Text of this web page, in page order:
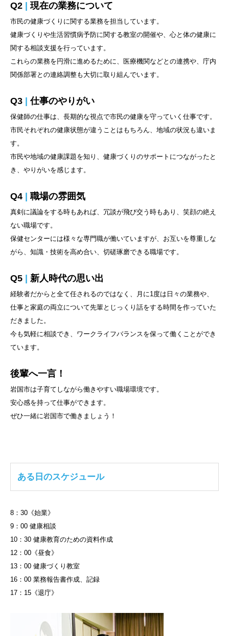
Q2 現在の業務について
市民の健康づくりに関する業務を担当しています。
健康づくりや生活習慣病予防に関する教室の開催や、心と体の健康に
関する相談支援を行っています。
これらの業務を円滑に進めるために、医療機関などとの連携や、庁内
関係部署との連絡調整も大切に取り組んでいます。
Q3 仕事のやりがい
保健師の仕事は、長期的な視点で市民の健康を守っていく仕事です。
市民それぞれの健康状態が違うことはもちろん、地域の状況も違いま
す。
市民や地域の健康課題を知り、健康づくりのサポートにつながったと
き、やりがいを感じます。
Q4 職場の雰囲気
真剣に議論をする時もあれば、冗談が飛び交う時もあり、笑顔の絶え
ない職場です。
保健センターには様々な専門職が働いていますが、お互いを尊重しな
がら、知識・技術を高め合い、切磋琢磨できる職場です。
Q5 新人時代の思い出
経験者だからと全て任されるのではなく、月に1度は日々の業務や、
仕事と家庭の両立について先輩とじっくり話をする時間を作っていた
だきました。
今も気軽に相談でき、ワークライフバランスを保って働くことができ
ています。
後輩へ一言！
岩国市は子育てしながら働きやすい職場環境です。
安心感を持って仕事ができます。
ぜひ一緒に岩国市で働きましょう！
ある日のスケジュール
8：30《始業》
9：00 健康相談
10：30 健康教育のための資料作成
12：00《昼食》
13：00 健康づくり教室
16：00 業務報告書作成、記録
17：15《退庁》